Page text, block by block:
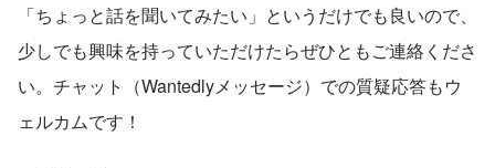
「ちょっと話を聞いてみたい」というだけでも良いので、
少しでも興味を持っていただけたらぜひともご連絡くださ
い。チャット（Wantedlyメッセージ）での質疑応答もウ
ェルカムです！